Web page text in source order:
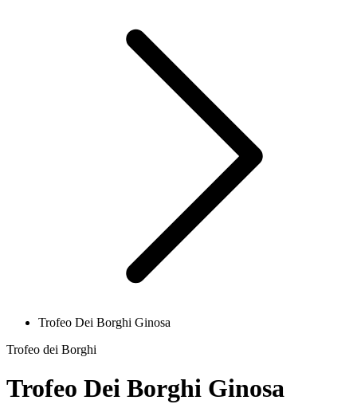
Trofeo Dei Borghi Ginosa
Trofeo dei Borghi
Trofeo Dei Borghi Ginosa